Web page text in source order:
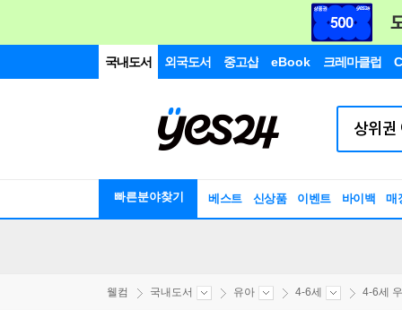
국내도서 외국도서 중고샵 eBook 크레마클럽
빠른분야찾기 베스트 신상품 이벤트 바이백 매
웰컴 국내도서 유아 4-6세 4-6세